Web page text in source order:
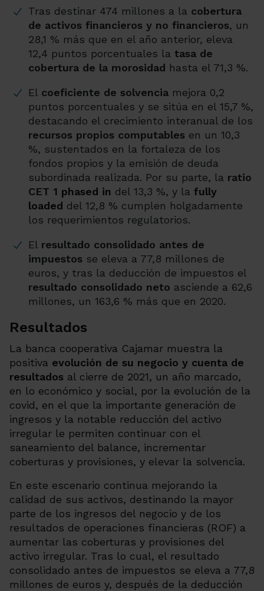
Tras destinar 474 millones a la cobertura
de activos financieros y no financieros, un
28,1 % más que en el año anterior, eleva
12,4 puntos porcentuales la tasa de
cobertura de la morosidad hasta el 71,3 %.
El coeficiente de solvencia mejora 0,2
puntos porcentuales y se sitúa en el 15,7 %,
destacando el crecimiento interanual de los
recursos propios computables en un 10,3
%, sustentados en la fortaleza de los
fondos propios y la emisión de deuda
subordinada realizada. Por su parte, la ratio
CET 1 phased in del 13,3 %, y la fully
loaded del 12,8 % cumplen holgadamente
los requerimientos regulatorios.
El resultado consolidado antes de
impuestos se eleva a 77,8 millones de
euros, y tras la deducción de impuestos el
resultado consolidado neto asciende a 62,6
millones, un 163,6 % más que en 2020.
Resultados
La banca cooperativa Cajamar muestra la
positiva evolución de su negocio y cuenta de
resultados al cierre de 2021, un año marcado,
en lo económico y social, por la evolución de la
covid, en el que la importante generación de
ingresos y la notable reducción del activo
irregular le permiten continuar con el
saneamiento del balance, incrementar
coberturas y provisiones, y elevar la solvencia.
En este escenario continua mejorando la
calidad de sus activos, destinando la mayor
parte de los ingresos del negocio y de los
resultados de operaciones financieras (ROF) a
aumentar las coberturas y provisiones del
activo irregular. Tras lo cual, el resultado
consolidado antes de impuestos se eleva a 77,8
millones de euros y, después de la deducción